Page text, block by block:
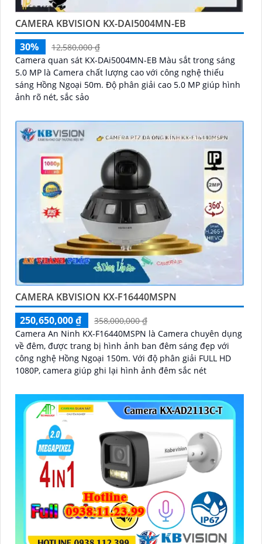
CAMERA KBVISION KX-DAI5004MN-EB
30%
12,580,000 ₫
Camera quan sát KX-DAi5004MN-EB Màu sắt trong sáng
5.0 MP là Camera chất lượng cao với công nghệ thiếu
sáng Hồng Ngoại 50m. Độ phân giải cao 5.0 MP giúp hình
ảnh rõ nét, sắc sảo
CAMERA KBVISION KX-F16440MSPN
250,650,000 ₫
358,000,000 ₫
Camera An Ninh KX-F16440MSPN là Camera chuyên dụng
về đêm, được trang bị hình ảnh ban đêm sáng đẹp với
công nghệ Hồng Ngoại 150m. Với độ phân giải FULL HD
1080P, camera giúp ghi lại hình ảnh đêm sắc nét